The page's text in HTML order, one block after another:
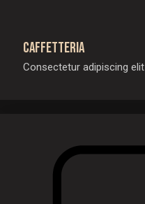
Caffetteria
Consectetur adipiscing elit